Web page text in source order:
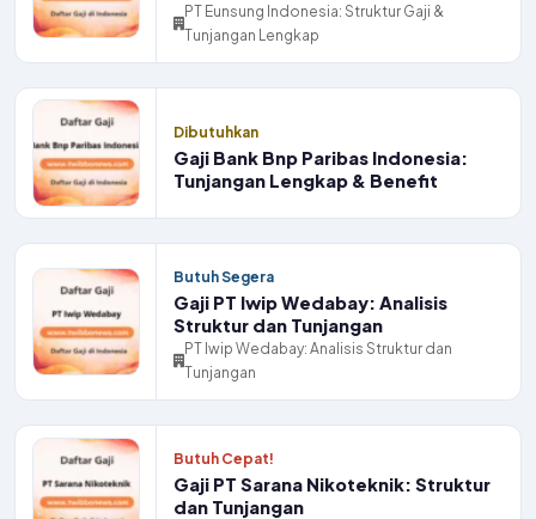
PT Eunsung Indonesia: Struktur Gaji &
Tunjangan Lengkap
Dibutuhkan
Gaji Bank Bnp Paribas Indonesia:
Tunjangan Lengkap & Benefit
Butuh Segera
Gaji PT Iwip Wedabay: Analisis
Struktur dan Tunjangan
PT Iwip Wedabay: Analisis Struktur dan
Tunjangan
Butuh Cepat!
Gaji PT Sarana Nikoteknik: Struktur
dan Tunjangan